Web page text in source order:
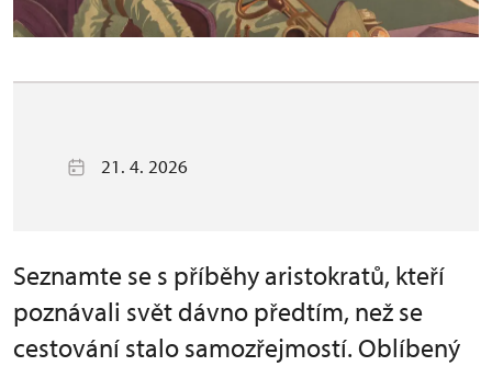
21. 4. 2026
Seznamte se s příběhy aristokratů, kteří
poznávali svět dávno předtím, než se
cestování stalo samozřejmostí. Oblíbený